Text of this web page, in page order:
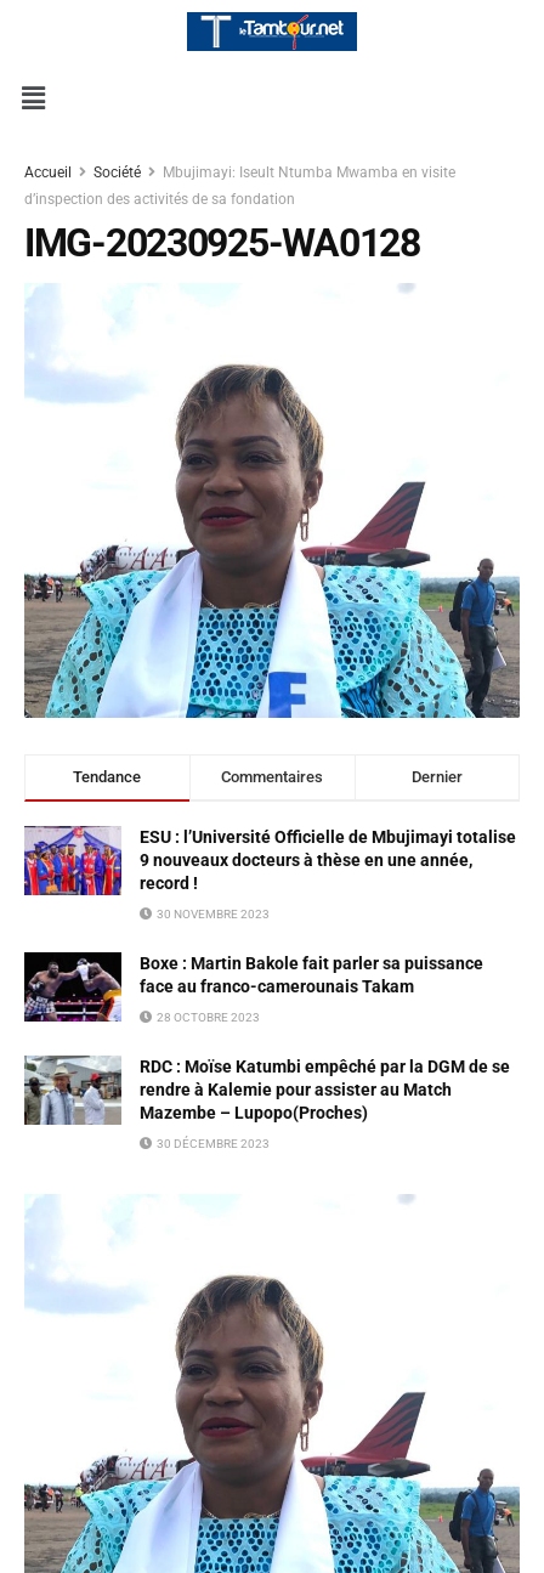
Accueil Société
Mbujimayi: Iseult Ntumba Mwamba en visite
d’inspection des activités de sa fondation
IMG-20230925-WA0128
Tendance Commentaires Dernier
ESU : l’Université Officielle de Mbujimayi totalise
9 nouveaux docteurs à thèse en une année,
record !
30 NOVEMBRE 2023
Boxe : Martin Bakole fait parler sa puissance
face au franco-camerounais Takam
28 OCTOBRE 2023
RDC : Moïse Katumbi empêché par la DGM de se
rendre à Kalemie pour assister au Match
Mazembe – Lupopo(Proches)
30 DÉCEMBRE 2023